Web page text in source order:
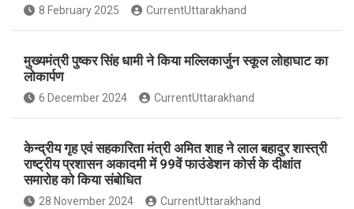
o
o
k
A
p
p
8 February 2025 CurrentUttarakhand
मुख्यमंत्री पुष्कर सिंह धामी ने किया मल्लिकार्जुन स्कूल लोहाघाट का
लोकार्पण
6 December 2024 CurrentUttarakhand
केन्द्रीय गृह एवं सहकारिता मंत्री अमित शाह ने लाल बहादुर शास्त्री
राष्ट्रीय प्रशासन अकादमी में 99वें फाउंडेशन कोर्स के दीक्षांत
समारोह को किया संबोधित
28 November 2024 CurrentUttarakhand